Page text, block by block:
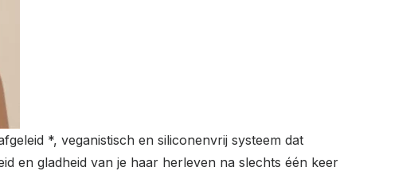
*, veganistisch en siliconenvrij systeem dat
en gladheid van je haar herleven na slechts één keer